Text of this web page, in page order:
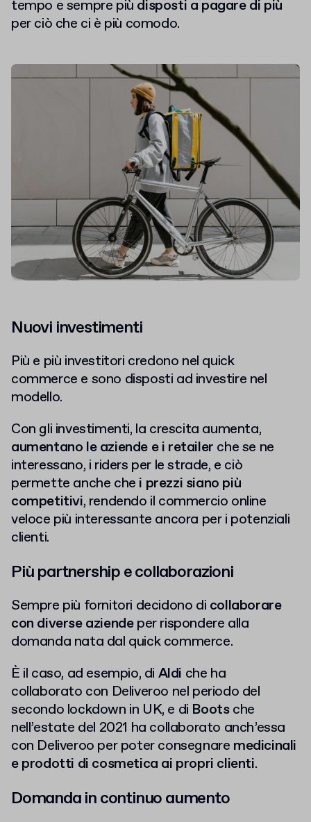
tempo e sempre più disposti a pagare di più
per ciò che ci è più comodo.
Nuovi investimenti
Più e più investitori credono nel quick
commerce e sono disposti ad investire nel
modello.
Con gli investimenti, la crescita aumenta,
aumentano le aziende e i retailer che se ne
interessano, i riders per le strade, e ciò
permette anche che i prezzi siano più
competitivi, rendendo il commercio online
veloce più interessante ancora per i potenziali
clienti.
Più partnership e collaborazioni
Sempre più fornitori decidono di collaborare
con diverse aziendeper rispondere alla
domanda nata dal quick commerce.
È il caso, ad esempio, di Aldi che ha
collaborato con Deliveroo nel periodo del
secondo lockdown in UK, e di Bootsche
nell’estate del 2021 ha collaborato anch’essa
con Deliveroo per poter consegnare medicinali
e prodotti di cosmetica ai propri clienti.
Domanda in continuo aumento